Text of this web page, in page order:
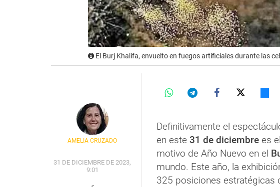
El Burj Khalifa, envuelto en fuegos artificiales durante las
AMELIA CRUZADO
31 DE DICIEMBRE DE 2023,
9:01
Definitivamente el
en este 31 de diciembre es
motivo de Año Nuevo en el
mundo. Este año, la
325 posiciones estratégicas